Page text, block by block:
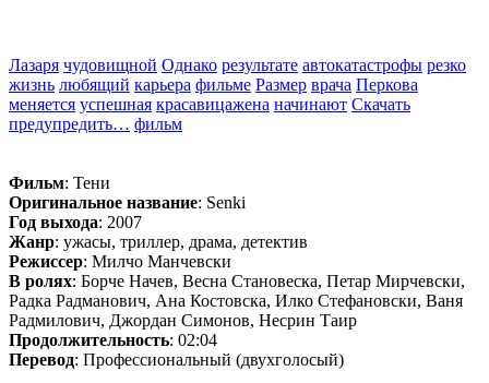
Лазаря чудовищной Однако результате автокатастрофы резко
жизнь любящий карьера фильме Размер врача Перкова
меняется успешная красавицажена начинают Скачать
предупредить… фильм
Фильм: Тени
Оригинальное название: Senki
Год выхода: 2007
Жанр: ужасы, триллер, драма, детектив
Режиссер: Милчо Манчевски
В ролях: Борче Начев, Весна Становеска, Петар Мирчевски,
Радка Радманович, Ана Костовска, Илко Стефановски, Ваня
Радмилович, Джордан Симонов, Несрин Таир
Продолжительность: 02:04
Перевод: Профессиональный (двухголосый)